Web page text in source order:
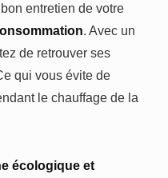
entretien de votre
. Avec un
de retrouver ses
qui vous évite de
le chauffage de la
écologique et